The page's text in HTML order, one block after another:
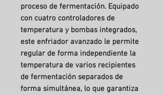
proceso de fermentación. Equipado
con cuatro controladores de
temperatura y bombas integrados,
este enfriador avanzado le permite
regular de forma independiente la
temperatura de varios recipientes
de fermentación separados de
forma simultánea, lo que garantiza